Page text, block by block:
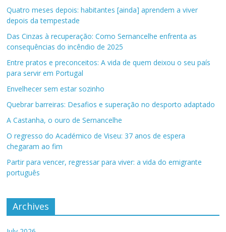
Quatro meses depois: habitantes [ainda] aprendem a viver
depois da tempestade
Das Cinzas à recuperação: Como Sernancelhe enfrenta as
consequências do incêndio de 2025
Entre pratos e preconceitos: A vida de quem deixou o seu país
para servir em Portugal
Envelhecer sem estar sozinho
Quebrar barreiras: Desafios e superação no desporto adaptado
A Castanha, o ouro de Sernancelhe
O regresso do Académico de Viseu: 37 anos de espera
chegaram ao fim
Partir para vencer, regressar para viver: a vida do emigrante
português
Archives